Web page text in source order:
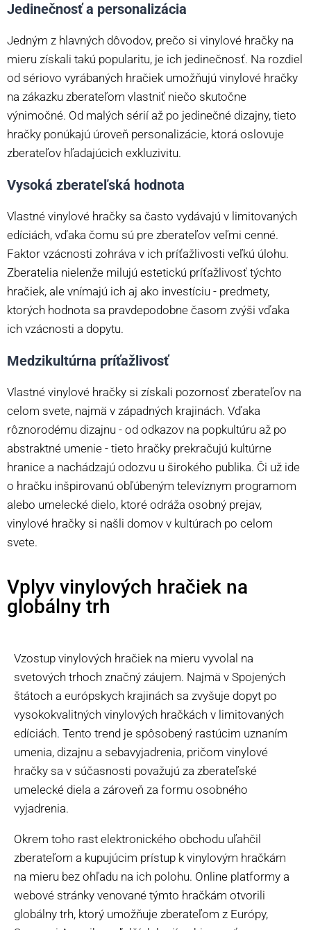
Jedinečnosť a personalizácia
Jedným z hlavných dôvodov, prečo si vinylové hračky na
mieru získali takú popularitu, je ich jedinečnosť. Na rozdiel
od sériovo vyrábaných hračiek umožňujú vinylové hračky
na zákazku zberateľom vlastniť niečo skutočne
výnimočné. Od malých sérií až po jedinečné dizajny, tieto
hračky ponúkajú úroveň personalizácie, ktorá oslovuje
zberateľov hľadajúcich exkluzivitu.
Vysoká zberateľská hodnota
Vlastné vinylové hračky sa často vydávajú v limitovaných
edíciách, vďaka čomu sú pre zberateľov veľmi cenné.
Faktor vzácnosti zohráva v ich príťažlivosti veľkú úlohu.
Zberatelia nielenže milujú estetickú príťažlivosť týchto
hračiek, ale vnímajú ich aj ako investíciu - predmety,
ktorých hodnota sa pravdepodobne časom zvýši vďaka
ich vzácnosti a dopytu.
Medzikultúrna príťažlivosť
Vlastné vinylové hračky si získali pozornosť zberateľov na
celom svete, najmä v západných krajinách. Vďaka
rôznorodému dizajnu - od odkazov na popkultúru až po
abstraktné umenie - tieto hračky prekračujú kultúrne
hranice a nachádzajú odozvu u širokého publika. Či už ide
o hračku inšpirovanú obľúbeným televíznym programom
alebo umelecké dielo, ktoré odráža osobný prejav,
vinylové hračky si našli domov v kultúrach po celom
svete.
Vplyv vinylových hračiek na
globálny trh
Vzostup vinylových hračiek na mieru vyvolal na
svetových trhoch značný záujem. Najmä v Spojených
štátoch a európskych krajinách sa zvyšuje dopyt po
vysokokvalitných vinylových hračkách v limitovaných
edíciách. Tento trend je spôsobený rastúcim uznaním
umenia, dizajnu a sebavyjadrenia, pričom vinylové
hračky sa v súčasnosti považujú za zberateľské
umelecké diela a zároveň za formu osobného
vyjadrenia.
Okrem toho rast elektronického obchodu uľahčil
zberateľom a kupujúcim prístup k vinylovým hračkám
na mieru bez ohľadu na ich polohu. Online platformy a
webové stránky venované týmto hračkám otvorili
globálny trh, ktorý umožňuje zberateľom z Európy,